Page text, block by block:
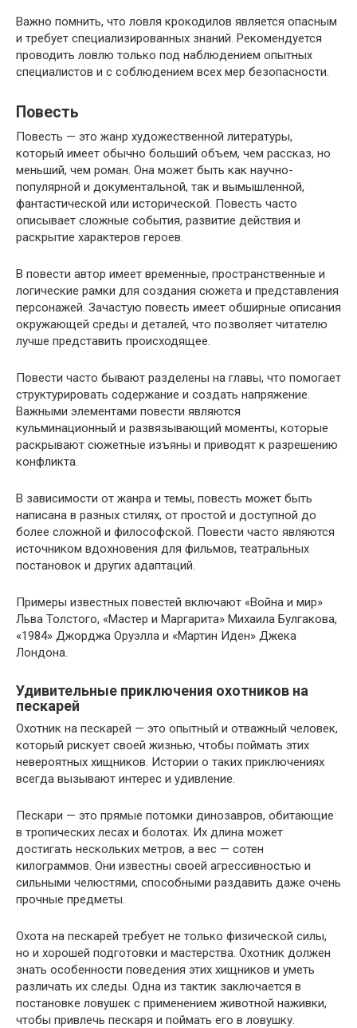
Важно помнить, что ловля крокодилов является опасным
и требует специализированных знаний. Рекомендуется
проводить ловлю только под наблюдением опытных
специалистов и с соблюдением всех мер безопасности.
Повесть
Повесть — это жанр художественной литературы,
который имеет обычно больший объем, чем рассказ, но
меньший, чем роман. Она может быть как научно-
популярной и документальной, так и вымышленной,
фантастической или исторической. Повесть часто
описывает сложные события, развитие действия и
раскрытие характеров героев.
В повести автор имеет временные, пространственные и
логические рамки для создания сюжета и представления
персонажей. Зачастую повесть имеет обширные описания
окружающей среды и деталей, что позволяет читателю
лучше представить происходящее.
Повести часто бывают разделены на главы, что помогает
структурировать содержание и создать напряжение.
Важными элементами повести являются
кульминационный и развязывающий моменты, которые
раскрывают сюжетные изъяны и приводят к разрешению
конфликта.
В зависимости от жанра и темы, повесть может быть
написана в разных стилях, от простой и доступной до
более сложной и философской. Повести часто являются
источником вдохновения для фильмов, театральных
постановок и других адаптаций.
Примеры известных повестей включают «Война и мир»
Льва Толстого, «Мастер и Маргарита» Михаила Булгакова,
«1984» Джорджа Оруэлла и «Мартин Иден» Джека
Лондона.
Удивительные приключения охотников на
пескарей
Охотник на пескарей — это опытный и отважный человек,
который рискует своей жизнью, чтобы поймать этих
невероятных хищников. Истории о таких приключениях
всегда вызывают интерес и удивление.
Пескари — это прямые потомки динозавров, обитающие
в тропических лесах и болотах. Их длина может
достигать нескольких метров, а вес — сотен
килограммов. Они известны своей агрессивностью и
сильными челюстями, способными раздавить даже очень
прочные предметы.
Охота на пескарей требует не только физической силы,
но и хорошей подготовки и мастерства. Охотник должен
знать особенности поведения этих хищников и уметь
различать их следы. Одна из тактик заключается в
постановке ловушек с применением животной наживки,
чтобы привлечь пескаря и поймать его в ловушку.